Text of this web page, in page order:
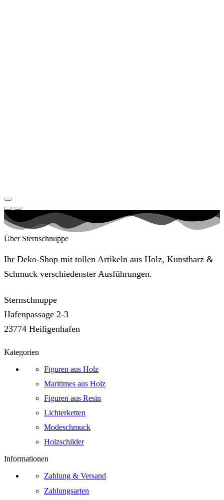
Über Sternschnuppe
Ihr Deko-Shop mit tollen Artikeln aus Holz, Kunstharz &
Schmuck verschiedenster Ausführungen.
Sternschnuppe
Hafenpassage 2-3
23774 Heiligenhafen
Kategorien
Figuren aus Holz
Maritimes aus Holz
Figuren aus Resin
Lichterketten
Modeschmuck
Holzschilder
Informationen
Zahlung & Versand
Zahlungsarten